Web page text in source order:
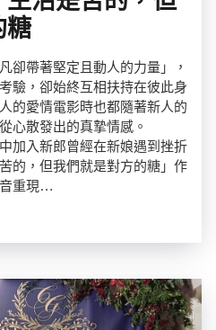
糖
卻帶著堅定且動人的力量」，
驗，卻始終互相扶持在彼此身
的愛情電影時也都隨著新人的
心散發出的真摯情感。
加入新郎曾經在新娘遇到挫折
的，但我們就是對方的糖」作
重現…